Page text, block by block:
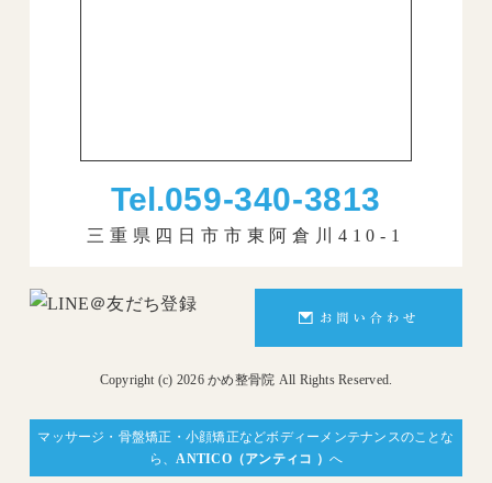
Tel.059-340-3813
三重県四日市市東阿倉川410-1
Copyright (c) 2026 かめ整骨院 All Rights Reserved.
マッサージ・骨盤矯正・小顔矯正などボディーメンテナンスのことな
ら、ANTICO（アンティコ ） へ